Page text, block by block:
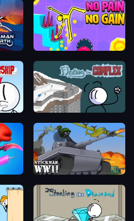
No Pain No Gain - Ragdoll Sandbox
Fleeing the Complex
Stickman WW2